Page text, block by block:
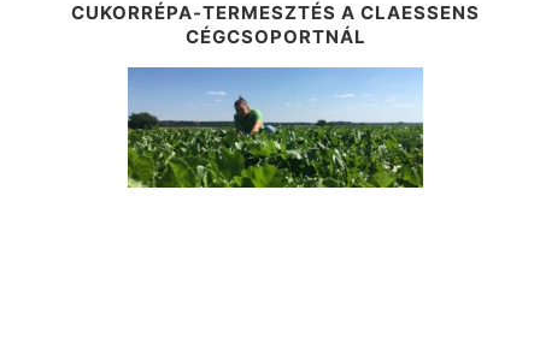
CUKORRÉPA-TERMESZTÉS A CLAESSENS
CÉGCSOPORTNÁL